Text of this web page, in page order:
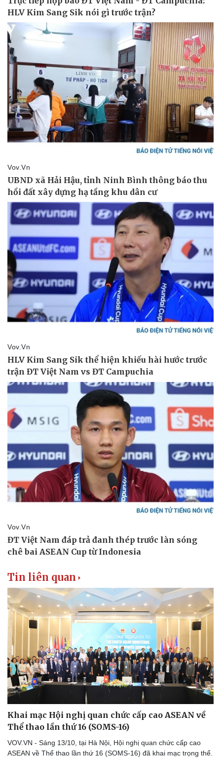
Sức khỏe
Dinh dưỡng - món ngon
Sản phụ khoa
Nam khoa
Làm đẹp - giảm cân
Phòng mạch online
Ăn sạch sống khỏe
Đời sống
Nhà đẹp
Văn hóa
Sân khấu - Điện ảnh
Văn học
Giải trí
Nghệ sĩ
Thời trang
Tin liên quan
Khai mạc Hội nghị quan chức cấp cao ASEAN về
Thể thao lần thứ 16 (SOMS-16)
VOV.VN - Sáng 13/10, tại Hà Nội, Hội nghị quan chức cấp cao
ASEAN về Thể thao lần thứ 16 (SOMS-16) đã khai mạc trọng thể.